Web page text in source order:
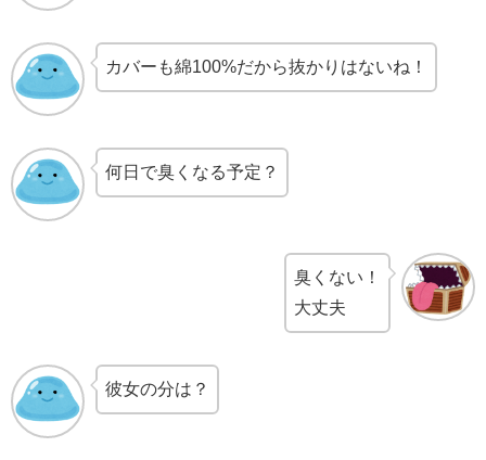
カバーも綿100%だから抜かりはないね！
何日で臭くなる予定？
臭くない！
大丈夫
彼女の分は？